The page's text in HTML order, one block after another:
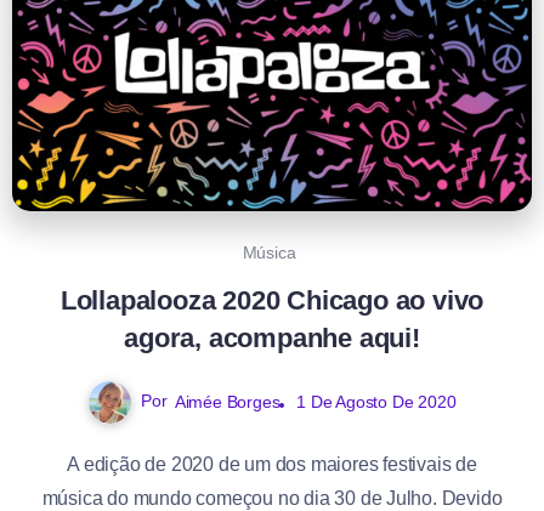
Música
Lollapalooza 2020 Chicago ao vivo
agora, acompanhe aqui!
Por Aimée Borges 1 De Agosto De 2020
A edição de 2020 de um dos maiores festivais de
música do mundo começou no dia 30 de Julho. Devido